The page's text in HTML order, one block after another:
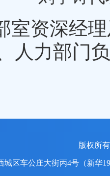
室资深经
人力部门
版权所
城区车公庄大街丙4号（新